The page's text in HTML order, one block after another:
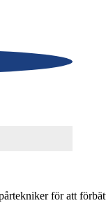
för att